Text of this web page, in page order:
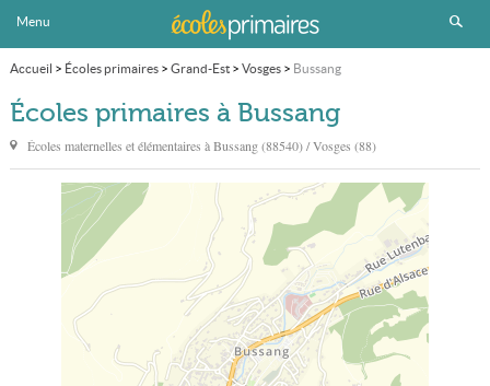
Menu
Accueil > Écoles primaires> Grand-Est> Vosges> Bussang
Écoles primaires à Bussang
Écoles maternelles et élémentaires àBussang(88540) / Vosges (88)